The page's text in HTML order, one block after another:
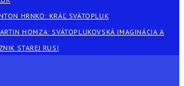
HRNKO: KRÁĽ SVÄTOPLUK
HOMZA: SVÄTOPLUKOVSKÁ IMAGINÁCIA A
STAREJ RUSI